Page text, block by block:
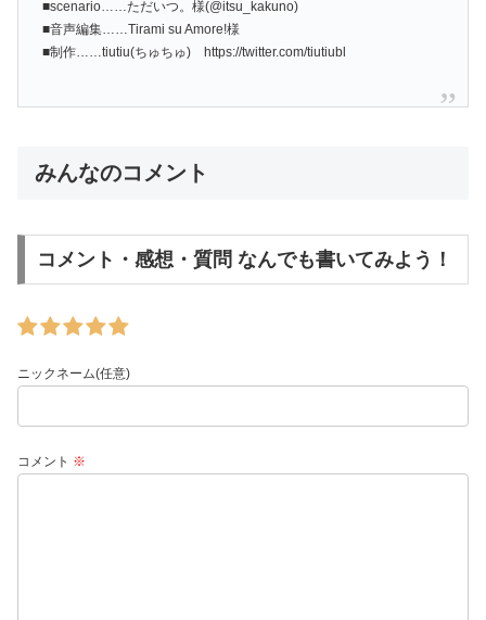
■scenario……ただいつ。様(@itsu_kakuno)
■音声編集……Tirami su Amore!様
■制作……tiutiu(ちゅちゅ) https://twitter.com/tiutiubl
みんなのコメント
コメント・感想・質問 なんでも書いてみよう！
コメント ※
ニックネーム(任意)